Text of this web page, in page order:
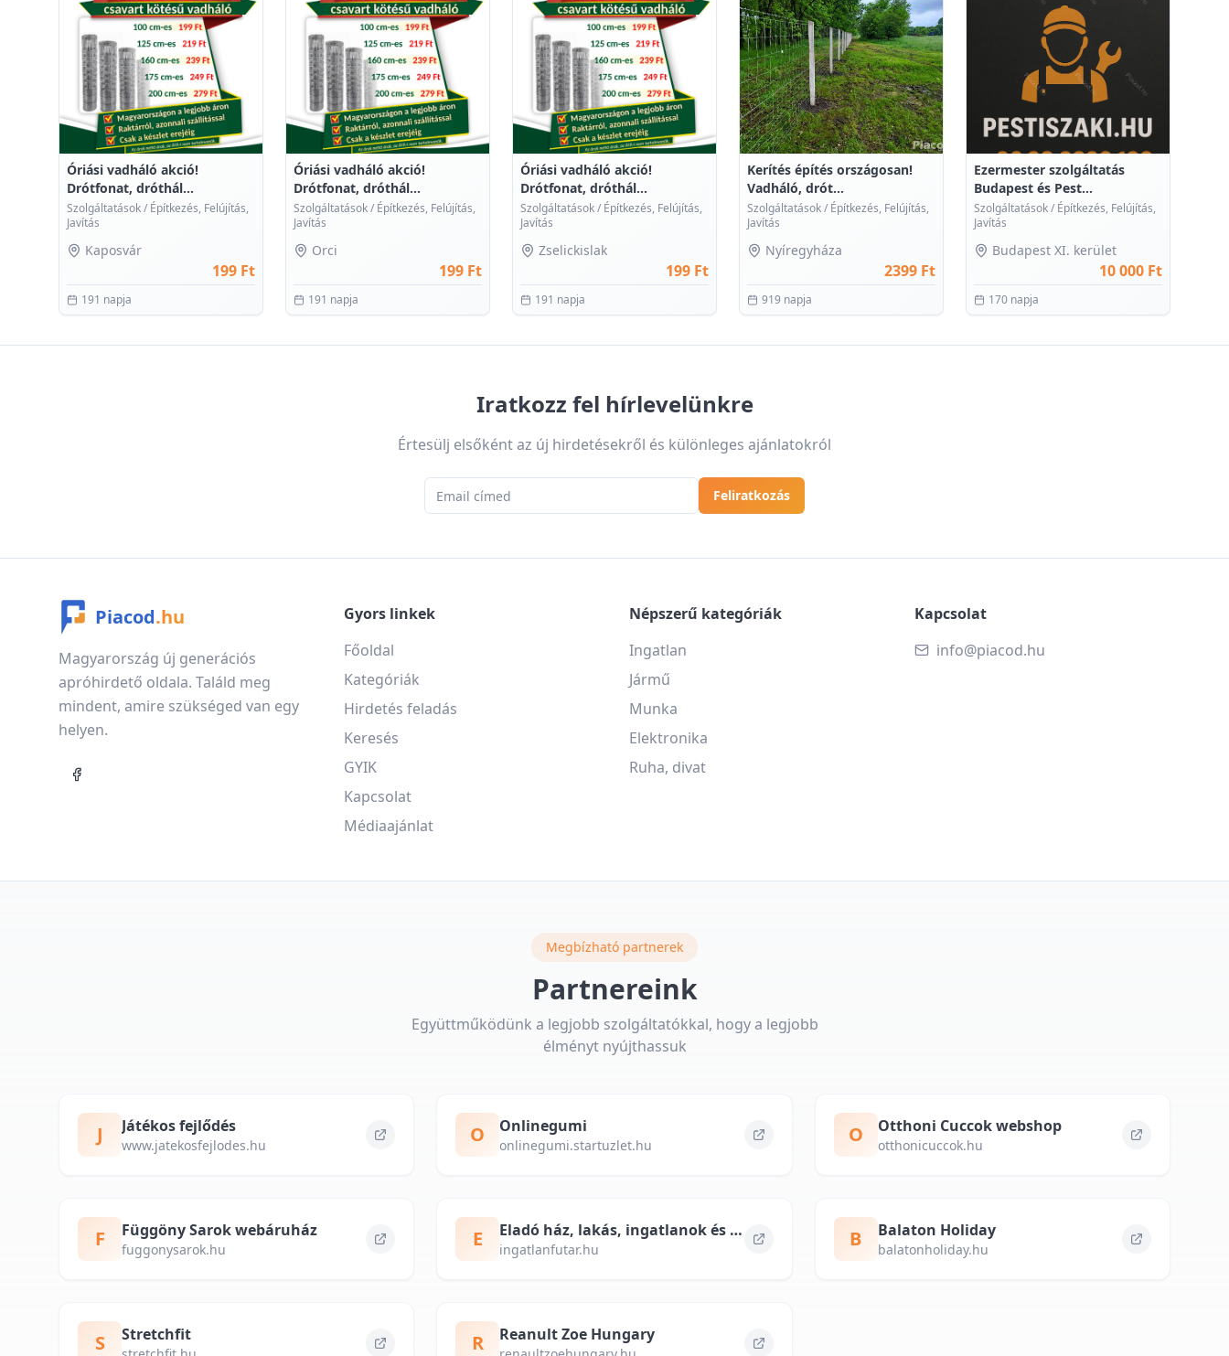
Óriási vadháló akció!
Drótfonat, dróthál...
Szolgáltatások/ Építkezés, Felújítás,
Javítás
Kaposvár
199 Ft
191 napja
Óriási vadháló akció!
Drótfonat, dróthál...
Szolgáltatások/ Építkezés, Felújítás,
Javítás
Orci
199 Ft
191 napja
Óriási vadháló akció!
Drótfonat, dróthál...
Szolgáltatások/ Építkezés, Felújítás,
Javítás
Zselickislak
199 Ft
191 napja
Kerítés építés országosan!
Vadháló, drót...
Szolgáltatások/ Építkezés, Felújítás,
Javítás
Nyíregyháza
2399 Ft
919 napja
Ezermester szolgáltatás
Budapest és Pest...
Szolgáltatások/ Építkezés, Felújítás,
Javítás
Budapest XI. kerület
10 000 Ft
170 napja
Iratkozz fel hírlevelünkre
Értesülj elsőként az új hirdetésekről és különleges ajánlatokról
Email cím Feliratkozás
Piacod.hu
Magyarország új generációs
apróhirdető oldala. Találd meg
mindent, amire szükséged van egy
helyen.
Gyors linkek
Főoldal
Kategóriák
Hirdetés feladás
Keresés
GYIK
Kapcsolat
Médiaajánlat
Népszerű kategóriák
Ingatlan
Jármű
Munka
Elektronika
Ruha, divat
Kapcsolat
info@piacod.hu
Megbízható partnerek
Partnereink
Együttműködünk a legjobb szolgáltatókkal, hogy a legjobb
élményt nyújthassuk
J Játékos fejlődés
www.jatekosfejlodes.hu O Onlinegumi
onlinegumi.startuzlet.hu O Otthoni Cuccok webshop
otthonicuccok.hu
F Függöny Sarok webáruház
fuggonysarok.hu E Eladó ház, lakás, ingatlanok és kiadó albérlet – ingatlanfutar.hu
ingatlanfutar.hu B Balaton Holiday
balatonholiday.hu
S Stretchfit R Reanult Zoe Hungary